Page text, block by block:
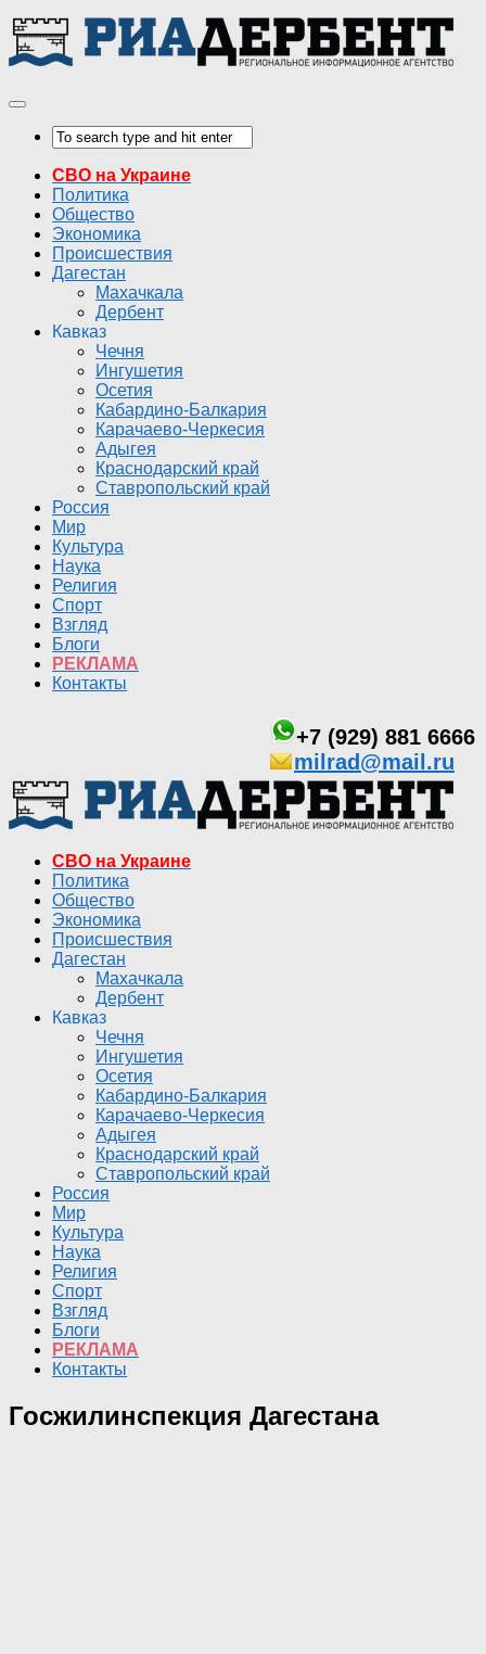
СВО на Украине
Политика
Общество
Экономика
Происшествия
Дагестан
Махачкала
Дербент
Кавказ
Чечня
Ингушетия
Осетия
Кабардино-Балкария
Карачаево-Черкесия
Адыгея
Краснодарский край
Ставропольский край
Россия
Мир
Культура
Наука
Религия
Спорт
Взгляд
Блоги
РЕКЛАМА
Контакты
+7 (929) 881 6666
milrad@mail.ru
СВО на Украине
Политика
Общество
Экономика
Происшествия
Дагестан
Махачкала
Дербент
Кавказ
Чечня
Ингушетия
Осетия
Кабардино-Балкария
Карачаево-Черкесия
Адыгея
Краснодарский край
Ставропольский край
Россия
Мир
Культура
Наука
Религия
Спорт
Взгляд
Блоги
РЕКЛАМА
Контакты
Госжилинспекция Дагестана